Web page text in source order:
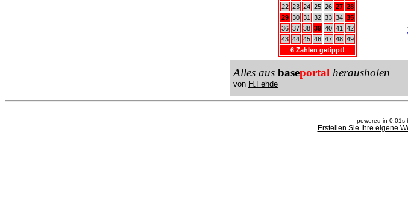
22 23 24 25 26 27 28
29 30 31 32 33 34 35
36 37 38 39 40 41
42
43 44 45 46 47 48 49
6 Zahlen getippt!
Alles aus baseportal herausholen
von H.Fehde
powered in 0.01s
Erstellen Sie Ihre eigene